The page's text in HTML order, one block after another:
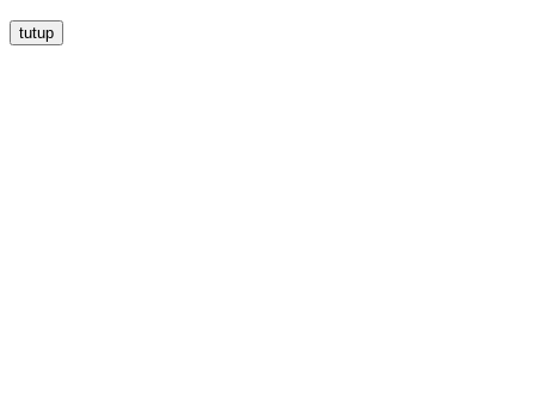
tutup